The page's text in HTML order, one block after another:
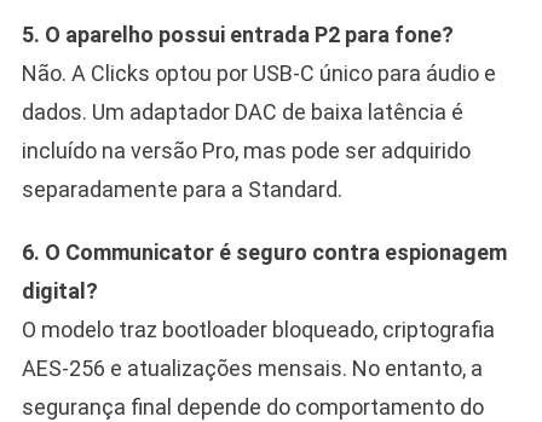
5. O aparelho possui entrada P2 para fone?
Não. A Clicks optou por USB-C único para áudio e
dados. Um adaptador DAC de baixa latência é
incluído na versão Pro, mas pode ser adquirido
separadamente para a Standard.
6. O Communicator é seguro contra espionagem
digital?
O modelo traz bootloader bloqueado, criptografia
AES-256 e atualizações mensais. No entanto, a
segurança final depende do comportamento do